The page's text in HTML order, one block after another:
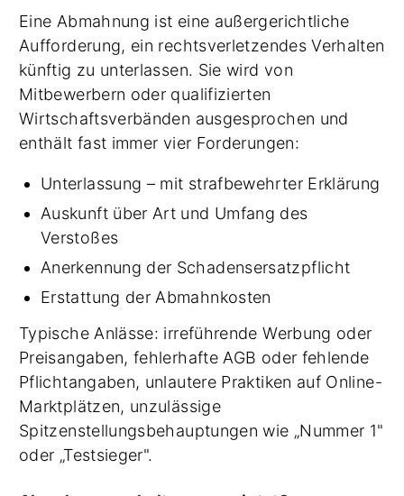
Eine Abmahnung ist eine außergerichtliche
Aufforderung, ein rechtsverletzendes Verhalten
künftig zu unterlassen. Sie wird von
Mitbewerbern oder qualifizierten
Wirtschaftsverbänden ausgesprochen und
enthält fast immer vier Forderungen:
Unterlassung – mit strafbewehrter Erklärung
Auskunft über Art und Umfang des
Verstoßes
Anerkennung der Schadensersatzpflicht
Erstattung der Abmahnkosten
Typische Anlässe: irreführende Werbung oder
Preisangaben, fehlerhafte AGB oder fehlende
Pflichtangaben, unlautere Praktiken auf Online-
Marktplätzen, unzulässige
Spitzenstellungsbehauptungen wie „Nummer 1"
oder „Testsieger".